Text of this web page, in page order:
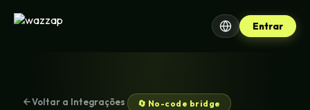
Entrar
Voltar a Integrações 🔄 No-code bridge